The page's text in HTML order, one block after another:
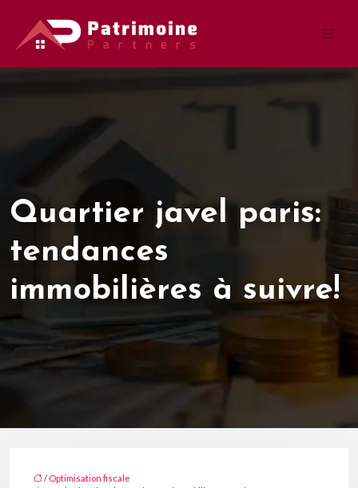
Quartier javel paris:
tendances
immobilières à suivre!
/ Optimisation fiscale